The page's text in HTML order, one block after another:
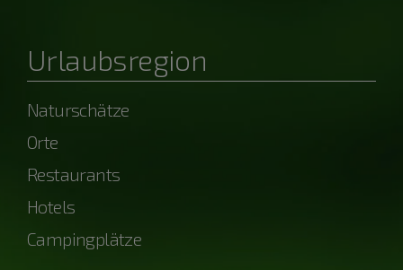
Urlaubsregion
Naturschätze
Orte
Restaurants
Hotels
Campingplätze